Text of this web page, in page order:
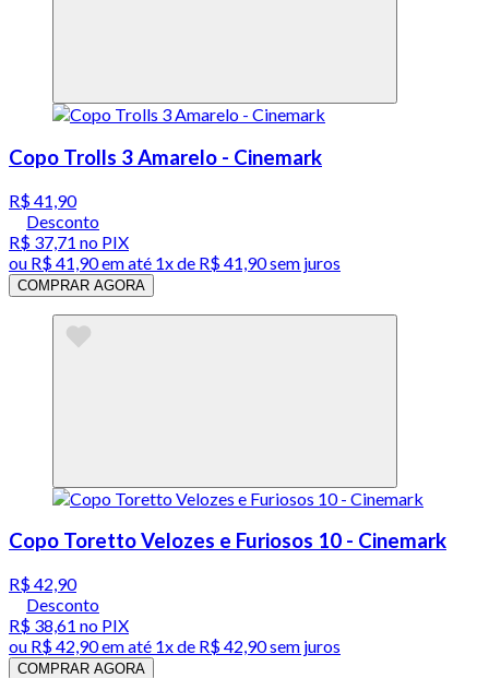
Copo Trolls 3 Amarelo - Cinemark
R$ 41,90
Desconto
R$ 37,71 no PIX
ou R$ 41,90em até 1x de R$ 41,90sem juros
COMPRAR AGORA
Copo Toretto Velozes e Furiosos 10 - Cinemark
R$ 42,90
Desconto
R$ 38,61 no PIX
ou R$ 42,90em até 1x de R$ 42,90sem juros
COMPRAR AGORA